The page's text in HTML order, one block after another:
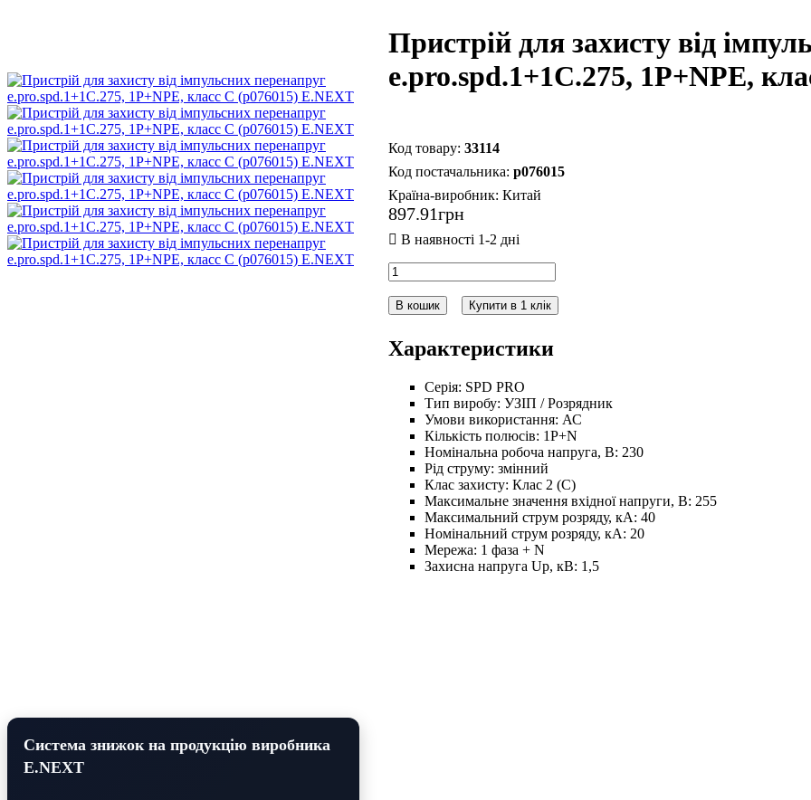
Система знижок на продукцію виробника
E.NEXT
Пристрій для захисту від
e.pro.spd.1+1C.275, 1P+NPE,
33114
p076015
Країна-виробник: Китай
897.91грн
В кошик Купити в 1 клік
Характеристики
Серія: SPD PRO
Тип виробу: УЗІП / Розрядник
Умови використання: АС
Кількість полюсів: 1P+N
Номінальна робоча напруга, В: 230
Рід струму: змінний
Клас захисту: Клас 2 (C)
Максимальне значення вхідної напруги, В: 255
Максимальний струм розряду, кА: 40
Номінальний струм розряду, кА: 20
Мережа: 1 фаза + N
Захисна напруга Up, кВ: 1,5